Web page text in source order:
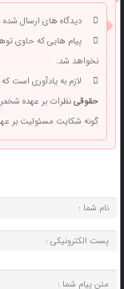
دیدگاه های ارسال
پیام هایی که حاوی
نخواهد شد.
لازم به یادآوری
حقوقینظرات بر عهده شخص
گونه شکایت مسئولیت بر